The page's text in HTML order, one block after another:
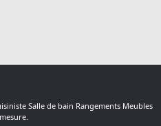
Salle de bain Rangements Meubles